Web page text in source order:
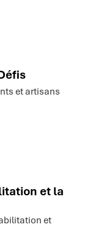
et artisans
et la
et